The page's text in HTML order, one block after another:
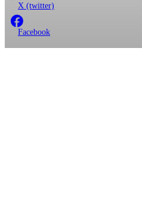
X (twitter)
Facebook